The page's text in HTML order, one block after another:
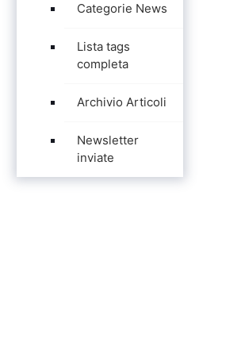
Categorie News
Lista tags
completa
Archivio Articoli
Newsletter
inviate